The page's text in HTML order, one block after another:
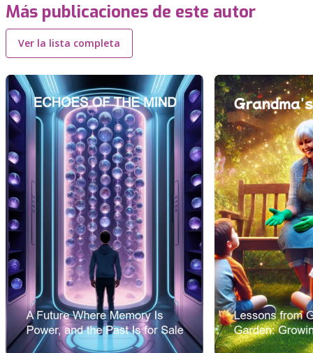
Más publicaciones de este autor
Ver la lista completa